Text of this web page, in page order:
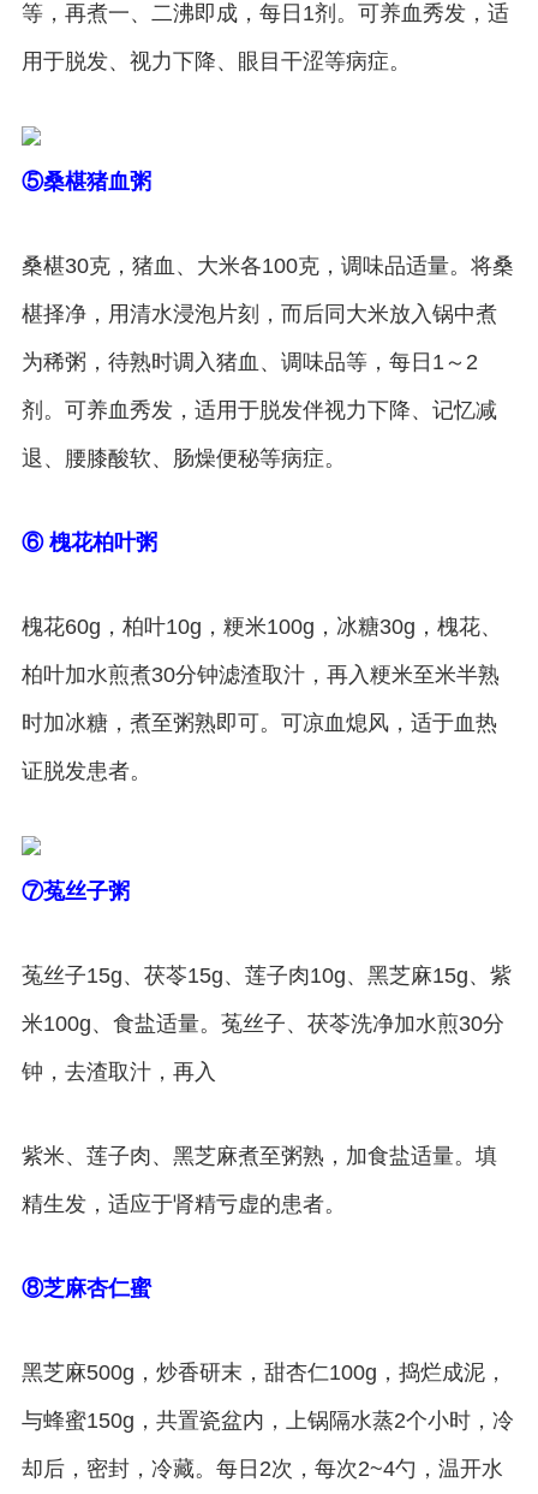
等，再煮一、二沸即成，每日1剂。可养血秀发，适
用于脱发、视力下降、眼目干涩等病症。
⑤桑椹猪血粥
桑椹30克，猪血、大米各100克，调味品适量。将桑
椹择净，用清水浸泡片刻，而后同大米放入锅中煮
为稀粥，待熟时调入猪血、调味品等，每日1～2
剂。可养血秀发，适用于脱发伴视力下降、记忆减
退、腰膝酸软、肠燥便秘等病症。
⑥ 槐花柏叶粥
槐花60g，柏叶10g，粳米100g，冰糖30g，槐花、
柏叶加水煎煮30分钟滤渣取汁，再入粳米至米半熟
时加冰糖，煮至粥熟即可。可凉血熄风，适于血热
证脱发患者。
⑦菟丝子粥
菟丝子15g、茯苓15g、莲子肉10g、黑芝麻15g、紫
米100g、食盐适量。菟丝子、茯苓洗净加水煎30分
钟，去渣取汁，再入
紫米、莲子肉、黑芝麻煮至粥熟，加食盐适量。填
精生发，适应于肾精亏虚的患者。
⑧芝麻杏仁蜜
黑芝麻500g，炒香研末，甜杏仁100g，捣烂成泥，
与蜂蜜150g，共置瓷盆内，上锅隔水蒸2个小时，冷
却后，密封，冷藏。每日2次，每次2~4勺，温开水